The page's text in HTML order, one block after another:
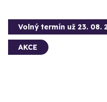
Volný termín už 23. 08.
AKCE